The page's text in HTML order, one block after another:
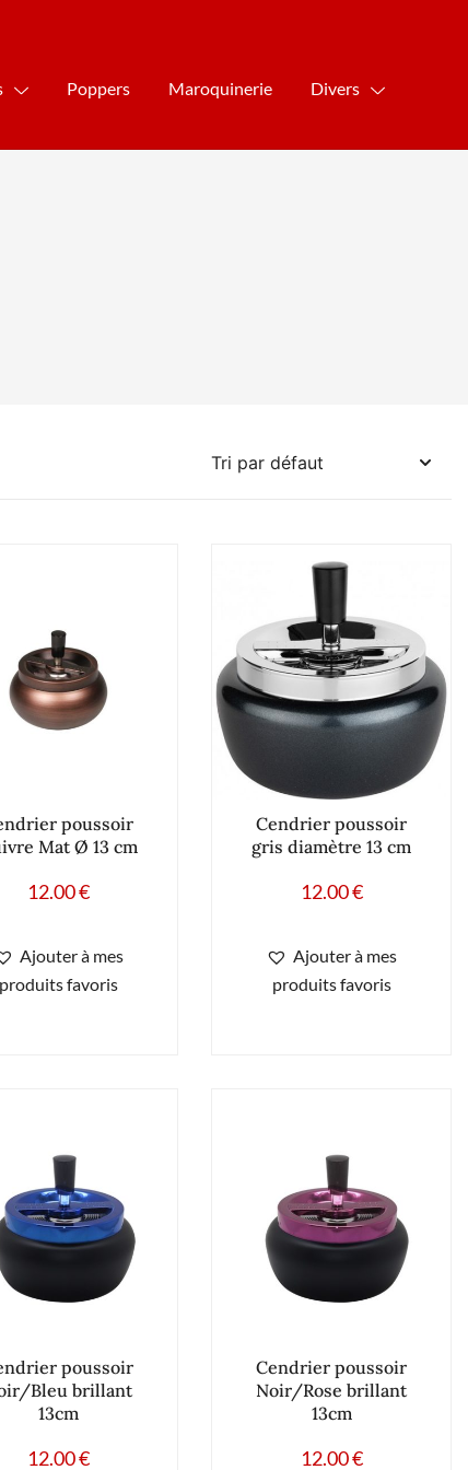
Poppers Maroquinerie Divers
poussoir
Mat Ø 13 cm
12.00€
Ajouter à mes
produits favoris
Cendrier poussoir
gris diamètre 13 cm
12.00€
Ajouter à mes
produits favoris
poussoir
Bleu brillant
13cm
12.00€
Cendrier poussoir
Noir/Rose brillant
13cm
12.00€